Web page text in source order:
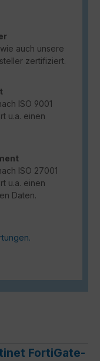
auch unsere
zertifiziert.
ISO 9001
u.a. einen
ISO 27001
u.a. einen
Daten.
FortiGate-